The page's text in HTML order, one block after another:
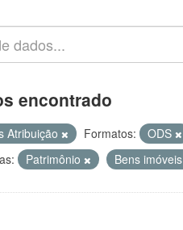
encontrado
Atribuição Formatos:
ODS
Patrimônio Bens imóveis